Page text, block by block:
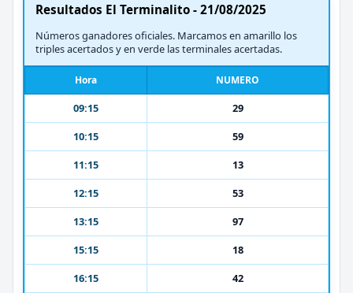
Resultados El Terminalito - 21/08/2025
Números ganadores oficiales. Marcamos en amarillo los
triples acertados y en verde las terminales acertadas.
Hora NUMERO
09:15
29
10:15
59
11:15
13
12:15
53
13:15
97
15:15
18
16:15
42